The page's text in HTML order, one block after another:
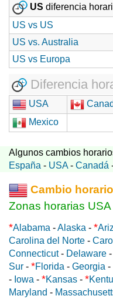
US diferencia
US vs US
US vs. Australia
US vs Europa
Diferencia
USA
Mexico
Algunos cambios
España - USA- Canadá
Cambio
Zonas horarias USA
*Alabama -Alaska - *
Carolina del Norte -
Connecticut- Delaware -
Sur - *Florida - Georgia -
- Iowa - *Kansas - *
Maryland -